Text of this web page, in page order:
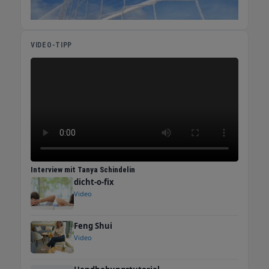
VIDEO-TIPP
Interview mit Tanya Schindelin
dicht-o-fix
Video
Feng Shui
Video